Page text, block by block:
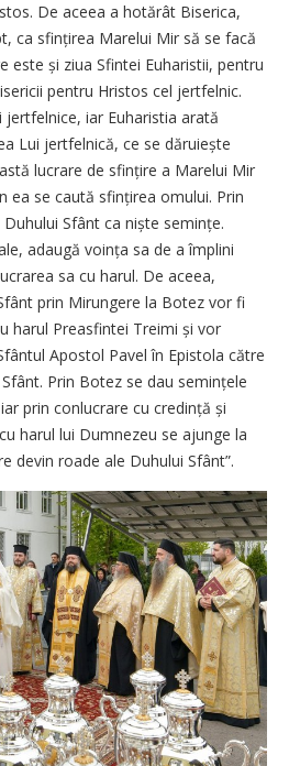
De aceea a hotărât Biserica,
ca sfințirea Marelui Mir să se facă
este și ziua Sfintei Euharistii, pentru
pentru Hristos cel jertfelnic.
iar Euharistia arată
Lui jertfelnică, ce se dăruiește
lucrare de sfințire a Marelui Mir
ea se caută sfințirea omului. Prin
Sfânt ca niște semințe.
adaugă voința sa de a împlini
sa cu harul. De aceea,
prin Mirungere la Botez vor fi
harul Preasfintei Treimi și vor
Apostol Pavel în Epistola către
Prin Botez se dau semințele
prin conlucrare cu credință și
harul lui Dumnezeu se ajunge la
devin roade ale Duhului Sfânt”.